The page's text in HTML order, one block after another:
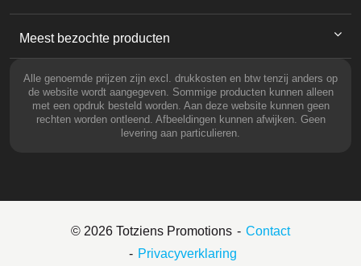
Meest bezochte producten
Alle genoemde prijzen zijn excl. drukkosten en btw tenzij anders op
de website wordt aangegeven. Sommige producten kunnen alleen
met een opdruk besteld worden. Aan deze website kunnen geen
rechten worden ontleend. Afbeeldingen kunnen afwijken. Geen
levering aan particulieren.
© 2026 Totziens Promotions
Contact
Privacyverklaring